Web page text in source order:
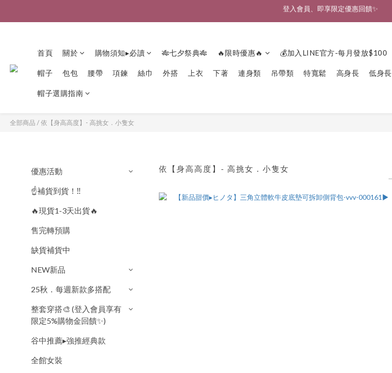
🎉新北淡水實體門市🤗歡迎蒞臨試穿🎉
🎉新北淡水實體門市🤗歡迎蒞臨試穿🎉
首頁 關於 購物須知▸必讀 🎋七夕祭典🎋 🔥限時優惠🔥 💰加入LINE官方-每月發放$100
帽子 包包 腰帶 項鍊 絲巾 外搭 上衣 下著 連身類 吊帶類 特寬鬆 高身長 低身長
帽子選購指南
全部商品 /依【身高高度】- 高挑女．小隻女
優惠活動
☝️補貨到貨！‼️
🔥現貨1-3天出貨🔥
售完轉預購
缺貨補貨中
NEW新品
25秋．每週新款多搭配
整套穿搭🎨 (登入會員享有
限定5%購物金回饋✨)
谷中推薦▸強推經典款
全館女裝
依【身高高度】- 高挑女．小隻女